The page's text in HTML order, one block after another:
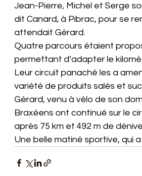
Jean-Pierre, Michel et Serge
dit Canard, à Pibrac, pour se
attendait Gérard.
Quatre parcours étaient
permettant d’adapter le
Leur circuit panaché les a
variété de produits salés et
Gérard, venu à vélo de son
Braxéens ont continué sur le
après 75 km et 492 m de
Une belle matiné sportive, qui